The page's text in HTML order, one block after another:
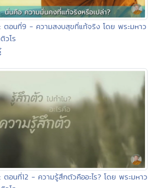
ตอนที่9 - ความสงบสุขที่แท้จริง โดย พระมหาว
วโร
ตอนที่12 - ความรู้สึกตัวคืออะไร? โดย พระมหาว